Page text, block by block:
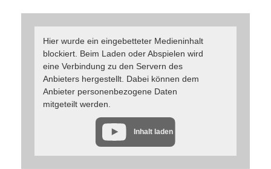
Hier wurde ein eingebetteter Medieninhalt
blockiert. Beim Laden oder Abspielen wird
eine Verbindung zu den Servern des
Anbieters hergestellt. Dabei können dem
Anbieter personenbezogene Daten
mitgeteilt werden.
Inhalt laden